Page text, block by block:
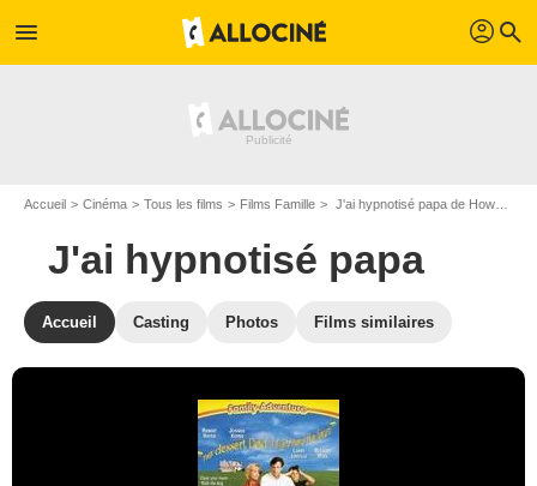
menu profil search
Accueil Cinéma Tous les films Films Famille J'ai hypnotisé papa de Howard McCain
J'ai hypnotisé papa
Accueil Casting Photos Films similaires